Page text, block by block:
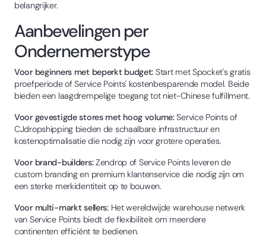
belangrijker.
Aanbevelingen per
Ondernemerstype
Voor beginners met beperkt budget: Start met Spocket's gratis
proefperiode of Service Points' kostenbesparende model. Beide
bieden een laagdrempelige toegang tot niet-Chinese fulfillment.
Voor gevestigde stores met hoog volume:Service Points of
CJdropshipping bieden de schaalbare infrastructuur en
kostenoptimalisatie die nodig zijn voor grotere operaties.
Voor brand-builders:Zendrop of Service Points leveren de
custom branding en premium klantenservice die nodig zijn om
een sterke merkidentiteit op te bouwen.
Voor multi-markt sellers:Het wereldwijde warehouse netwerk
van Service Points biedt de flexibiliteit om meerdere
continenten efficiënt te bedienen.